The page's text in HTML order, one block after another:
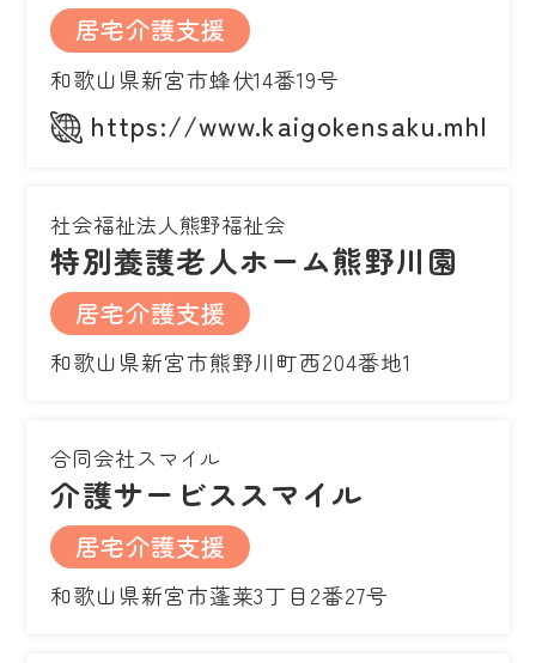
居宅介護支援
和歌山県新宮市蜂伏14番19号
https://
社会福祉法人熊野福祉会
特別養護老人ホーム熊野川園
居宅介護支援
和歌山県新宮市熊野川町西204番地1
合同会社スマイル
介護サービススマイル
居宅介護支援
和歌山県新宮市蓬莱3丁目2番27号